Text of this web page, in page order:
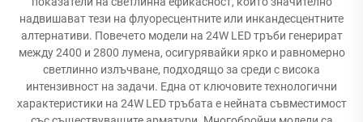
надвишават тези на флуоресцентните или инкандесцентните
алтернативи. Повечето модели на 24W LED тръби генерират
между 2400 и 2800 лумена, осигурявайки ярко и равномерно
светлинно излъчване, подходящо за среди с висока
интензивност на задачи. Една от ключовите технологични
характеристики на 24W LED тръбата е нейната съвместимост